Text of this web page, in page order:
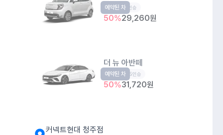
경형 5인승
50%29,260원
예약된 차
더 뉴 아반떼
준중형 5인승
50%31,720원
예약된 차
커넥트현대 청주점